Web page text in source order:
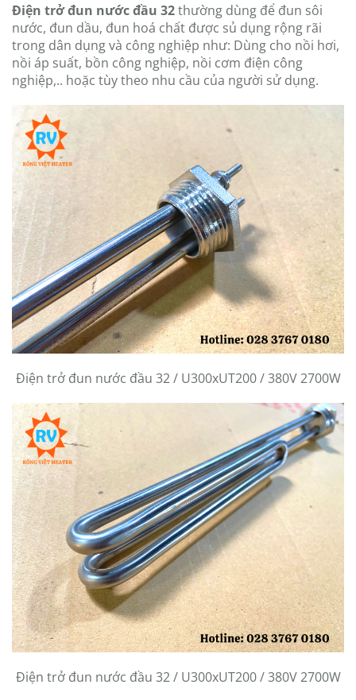
Điện trở đun nước đầu 32thường dùng để đun sôi
nước, đun dầu, đun hoá chất được sủ dụng rộng rãi
trong dân dụng và công nghiệp như: Dùng cho nồi hơi,
nồi áp suất, bồn công nghiệp, nồi cơm điện công
nghiệp,.. hoặc tùy theo nhu cầu của người sử dụng.
Điện trở đun nước đầu 32 / U300xUT200 / 380V 2700W
Điện trở đun nước đầu 32 / U300xUT200 / 380V 2700W